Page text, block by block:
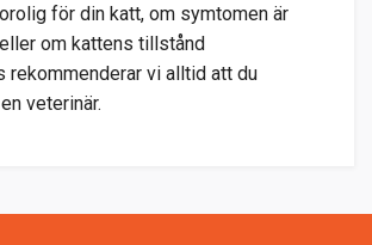
för din katt, om symtomen är
om kattens tillstånd
rekommenderar vi alltid att du
veterinär.